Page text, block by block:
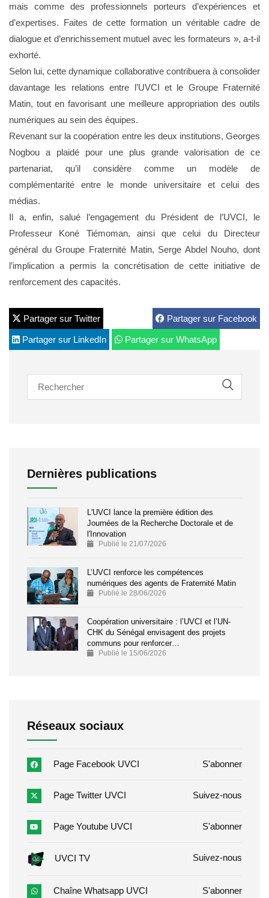
mais comme des professionnels porteurs d’expériences et
d’expertises. Faites de cette formation un véritable cadre de
dialogue et d’enrichissement mutuel avec les formateurs », a-t-il
exhorté.
Selon lui, cette dynamique collaborative contribuera à consolider
davantage les relations entre l’UVCI et le Groupe Fraternité
Matin, tout en favorisant une meilleure appropriation des outils
numériques au sein des équipes.
Revenant sur la coopération entre les deux institutions, Georges
Nogbou a plaidé pour une plus grande valorisation de ce
partenariat, qu’il considère comme un modèle de
complémentarité entre le monde universitaire et celui des
médias.
Il a, enfin, salué l’engagement du Président de l’UVCI, le
Professeur Koné Tiémoman, ainsi que celui du Directeur
général du Groupe Fraternité Matin, Serge Abdel Nouho, dont
l’implication a permis la concrétisation de cette initiative de
renforcement des capacités.
Partager sur Twitter Partager sur Facebook
Partager sur LinkedIn Partager sur WhatsApp
Dernières publications
L'UVCI lance la première édition des
Journées de la Recherche Doctorale et de
l'Innovation
Publié le 21/07/2026
L’UVCI renforce les compétences
numériques des agents de Fraternité Matin
Publié le 28/06/2026
Coopération universitaire : l’UVCI et l’UN-
CHK du Sénégal envisagent des projets
communs pour renforcer…
Publié le 15/06/2026
Réseaux sociaux
Page Facebook UVCI S'abonner
Page Twitter UVCI Suivez-nous
Page Youtube UVCI S'abonner
UVCI TV Suivez-nous
Chaîne Whatsapp UVCI S'abonner